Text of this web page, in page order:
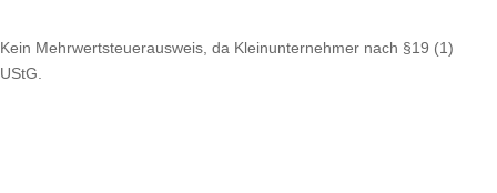
Kein Mehrwertsteuerausweis, da Kleinunternehmer nach §19 (1)
UStG.